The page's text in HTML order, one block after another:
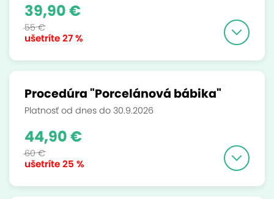
ušetríte27 %
39,90 €
55 €
Procedúra "Porcelánová bábika"
Platnosť od dnes do 30.9.2026
ušetríte25 %
44,90 €
60 €